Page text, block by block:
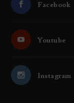
Facebook
Youtube
Instagram